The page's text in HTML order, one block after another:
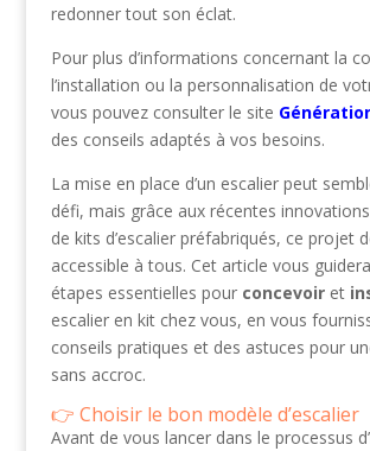
redonner tout son éclat.
Pour plus d’informations concernant la
l’installation ou la personnalisation de
vous pouvez consulter le site
des conseils adaptés à vos besoins.
La mise en place d’un escalier peut
défi, mais grâce aux récentes
de kits d’escalier préfabriqués, ce projet
accessible à tous. Cet article vous
étapes essentielles pour concevoiret
escalier en kit chez vous, en vous
conseils pratiques et des astuces pour
sans accroc.
Choisir le bon modèle d’escalier
Avant de vous lancer dans le processus